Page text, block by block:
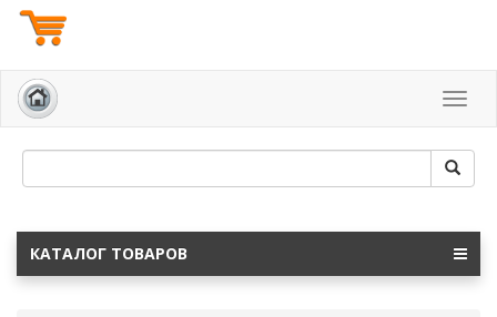
КАТАЛОГ ТОВАРОВ